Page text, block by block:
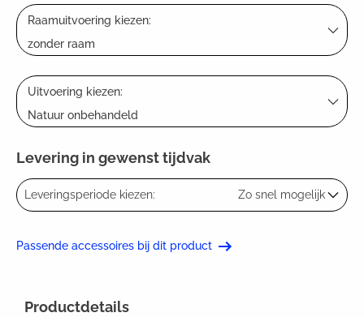
Raamuitvoering kiezen:
zonder raam
Uitvoering kiezen:
Natuur onbehandeld
Levering in gewenst tijdvak
Leveringsperiode kiezen: Zo snel mogelijk
Passende accessoires bij dit product
Productdetails